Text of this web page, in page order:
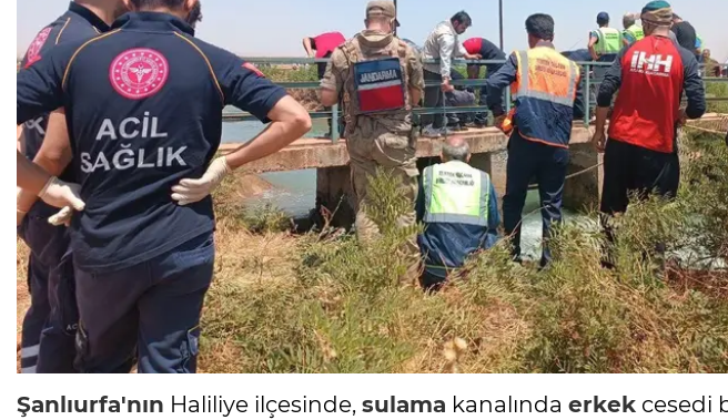
Şanlıurfa'nın Haliliye ilçesinde, sulama kanalında erkek cesedi